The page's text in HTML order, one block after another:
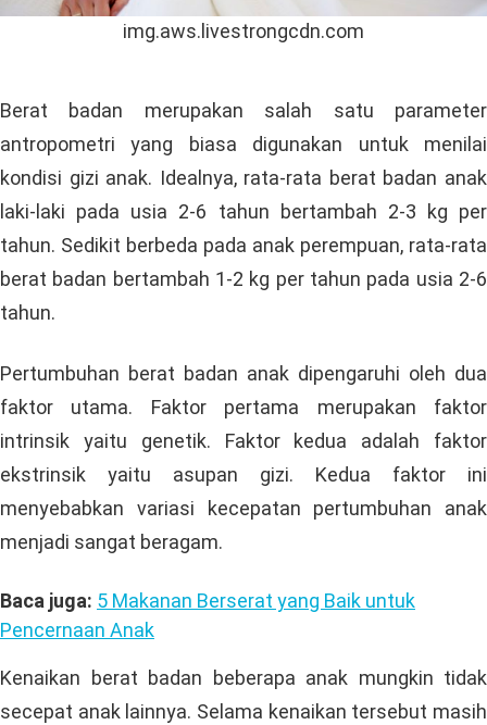
img.aws.livestrongcdn.com
Berat badan merupakan salah satu parameter
antropometri yang biasa digunakan untuk menilai
kondisi gizi anak. Idealnya, rata-rata berat badan anak
laki-laki pada usia 2-6 tahun bertambah 2-3 kg per
tahun. Sedikit berbeda pada anak perempuan, rata-rata
berat badan bertambah 1-2 kg per tahun pada usia 2-6
tahun.
Pertumbuhan berat badan anak dipengaruhi oleh dua
faktor utama. Faktor pertama merupakan faktor
intrinsik yaitu genetik. Faktor kedua adalah faktor
ekstrinsik yaitu asupan gizi. Kedua faktor ini
menyebabkan variasi kecepatan pertumbuhan anak
menjadi sangat beragam.
Baca juga: 5 Makanan Berserat yang Baik untuk
Pencernaan Anak
Kenaikan berat badan beberapa anak mungkin tidak
secepat anak lainnya. Selama kenaikan tersebut masih